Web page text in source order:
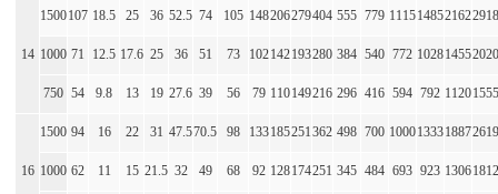
14
1500107 18.5 25 36 52.5 74 105 148206279404 555 779 111514852162
1000 71 12.5 17.6 25 36 51 73 102142193280 384 540 772 10281455
750 54 9.8 13 19 27.6 39 56 79 110149216 296 416 594 792 1120
16
1500 94 16 22 31 47.570.5 98 133185251362 498 700 100013331887
1000 62 11 15 21.5 32 49 68 92 128174251 345 484 693 923 1306